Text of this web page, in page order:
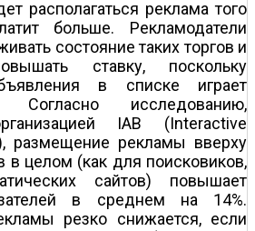
располагаться реклама того
больше. Рекламодатели
состояние таких торгов и
ставку, поскольку
в списке играет
исследованию,
IAB (Interactive
размещение рекламы вверху
в целом (как для поисковиков,
сайтов) повышает
в среднем на 14%.
резко снижается, если